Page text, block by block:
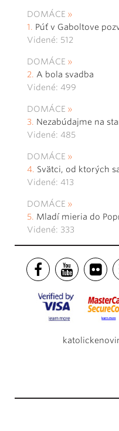
DOMÁCE
Púť v Gaboltove
Videné: 512
DOMÁCE
A bola svadba
Videné: 499
DOMÁCE
Nezabúdajme na
Videné: 485
DOMÁCE
Svätci, od ktorých
Videné: 413
DOMÁCE
Mladí mieria do
Videné: 333